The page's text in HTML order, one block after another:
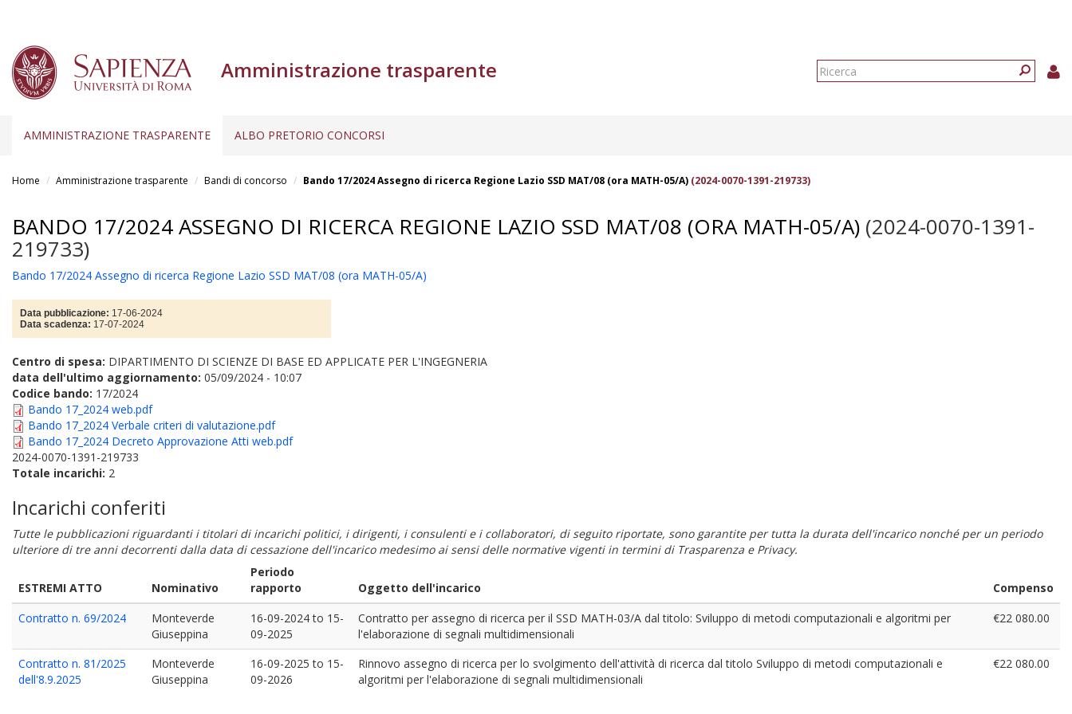
Amministrazione trasparente
Form
AMMINISTRAZIONE TRASPARENTE ALBO PRETORIO CONCORSI
Home Amministrazione trasparente Bandi di concorso Bando 17/2024 Assegno di ricerca Regione Lazio SSD MAT/08 (ora MATH-05/A) (2024-0070-1391-219733)
BANDO 17/2024 ASSEGNO DI RICERCA REGIONE LAZIO SSD MAT/08 (ORA MATH-05/A) (2024-0070-1391-
219733)
Bando 17/2024 Assegno di ricerca Regione Lazio SSD MAT/08 (ora MATH-05/A)
Data pubblicazione: 17-06-2024
Data scadenza: 17-07-2024
Centro di spesa: DIPARTIMENTO DI SCIENZE DI BASE ED APPLICATE PER L'INGEGNERIA
data dell'ultimo aggiornamento: 05/09/2024 - 10:07
Codice bando: 17/2024
Bando 17_2024 web.pdf
Bando 17_2024 Verbale criteri di valutazione.pdf
Bando 17_2024 Decreto Approvazione Atti web.pdf
2024-0070-1391-219733
Totale incarichi: 2
Incarichi conferiti
Tutte le pubblicazioni riguardanti i titolari di incarichi politici, i dirigenti, i consulenti e i collaboratori, di seguito riportate, sono garantite per tutta la durata dell'incarico nonché per un periodo
ulteriore di tre anni decorrenti dalla data di cessazione dell'incarico medesimo ai sensi delle normative vigenti in termini di Trasparenza e Privacy.
ESTREMI ATTO Nominativo
Periodo
rapporto
Oggetto dell'incarico
Compenso
Contratto n. 69/2024
Monteverde
Giuseppina
16-09-2024to 15-
09-2025
Contratto per assegno di ricerca per il SSD MATH-03/A dal titolo: Sviluppo di metodi computazionali e algoritmi per
l'elaborazione di segnali multidimensionali
€22 080.00
Contratto n. 81/2025
dell'8.9.2025
Monteverde
Giuseppina
16-09-2025 to 15-
09-2026
Rinnovo assegno di ricerca per lo svolgimento dell'attività di ricerca dal titolo Sviluppo di metodi computazionali e
algoritmi per l'elaborazione di segnali multidimensionali
€22 080.00